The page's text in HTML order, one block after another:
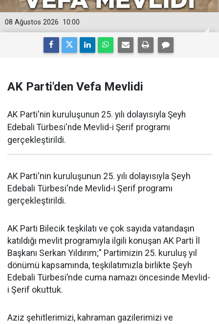
10:00
08 Ağustos 2026
AK Parti'den Vefa Mevlidi
AK Parti'nin kuruluşunun 25. yılı dolayısıyla Şeyh
Edebali Türbesi'nde Mevlid-i Şerif programı
gerçekleştirildi.
AK Parti'nin kuruluşunun 25. yılı dolayısıyla Şeyh
Edebali Türbesi'nde Mevlid-i Şerif programı
gerçekleştirildi.
AK Parti Bilecik teşkilatı ve çok sayıda vatandaşın
katıldığı mevlit programıyla ilgili konuşan AK Parti İl
Başkanı Serkan Yıldırım;" Partimizin 25. kuruluş yıl
dönümü kapsamında, teşkilatımızla birlikte Şeyh
Edebali Türbesi’nde cuma namazı öncesinde Mevlid-
i Şerif okuttuk.
Aziz şehitlerimizi, kahraman gazilerimizi ve